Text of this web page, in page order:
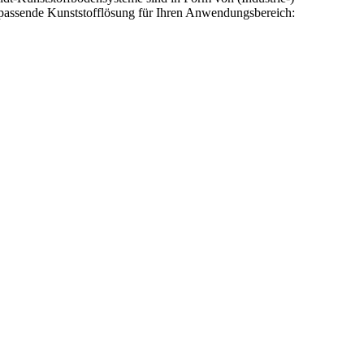
Kunststofflösung für Ihren Anwendungsbereich: